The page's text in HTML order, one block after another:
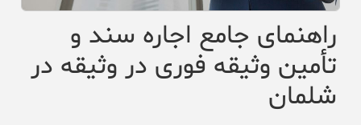
راهنمای جامع اجاره سند و
تأمین وثیقه فوری در وثیقه در
شلمان